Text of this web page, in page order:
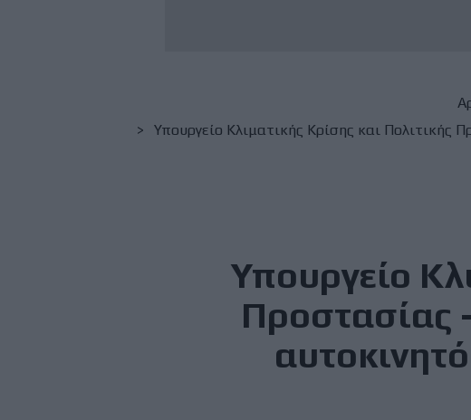
Υπουργείο Κλιματικής Κρίσης και Πολιτικής
Υπουργείο
Προστασίας